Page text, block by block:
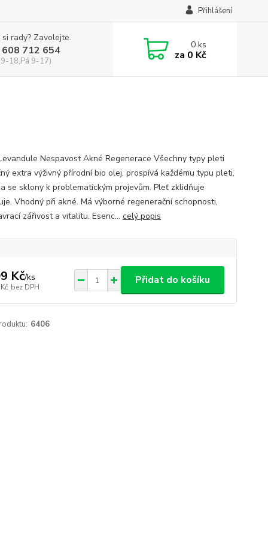
Přihlášení
rady? Zavolejte.
712 654
18,Pá 9-17)
0ks
za 0 Kč
Nespavost Akné Regenerace Všechny typy pleti
extra výživný přírodní bio olej, prospívá každému typu pleti,
se sklony k problematickým projevům. Pleť zklidňuje
Vhodný při akné. Má výborné regenerační schopnosti,
zářivost a vitalitu. Esenc... celý popis
Kč/ks
bez DPH
Přidat do košíku
6406